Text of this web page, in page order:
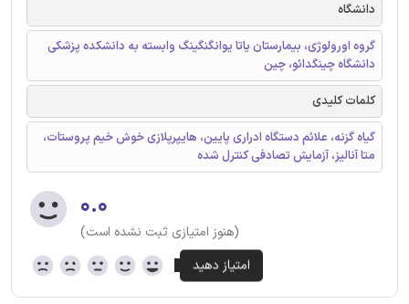
دانشگاه
گروه اورولوژی، بیمارستان یاتا یوانگنگینگ وابسته به دانشکده پزشکی
دانشگاه چینگدائو، چین
کلمات کلیدی
گیاه گزنه، علائم دستگاه ادراری پایین، هایپرپلازی خوش خیم پروستات،
متا آنالیز، آزمایش تصادفی کنترل شده
۰.۰
(هنوز امتیازی ثبت نشده است)